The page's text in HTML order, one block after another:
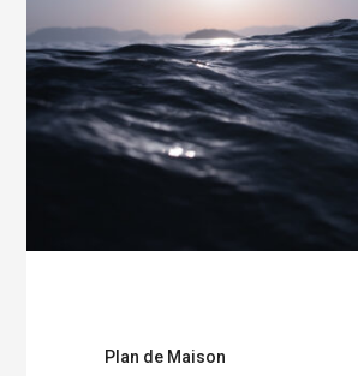
Plan de Maison